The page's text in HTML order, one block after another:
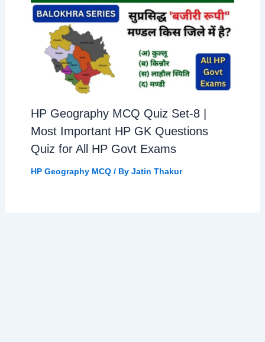
HP Geography MCQ Quiz Set-8 |
Most Important HP GK Questions
Quiz for All HP Govt Exams
HP Geography MCQ/ By Jatin Thakur